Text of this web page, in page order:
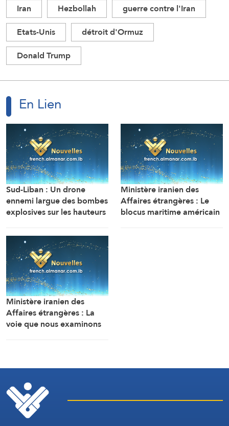
Iran
Hezbollah
guerre contre l'Iran
Etats-Unis
détroit d'Ormuz
Donald Trump
En Lien
Sud-Liban : Un drone
ennemi largue des bombes
explosives sur les hauteurs
(Correspondant d’Al-
Manar)
Ministère iranien des
Affaires étrangères : Le
blocus maritime américain
Ministère iranien des
Affaires étrangères : La
voie que nous examinons
les deux voies sud et nord